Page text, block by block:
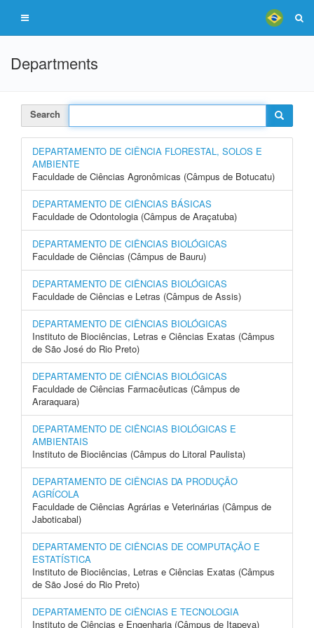
Departments
Search
DEPARTAMENTO DE CIÊNCIA FLORESTAL, SOLOS E
AMBIENTE
Faculdade de Ciências Agronômicas (Câmpus de Botucatu)
DEPARTAMENTO DE CIÊNCIAS BÁSICAS
Faculdade de Odontologia (Câmpus de Araçatuba)
DEPARTAMENTO DE CIÊNCIAS BIOLÓGICAS
Faculdade de Ciências (Câmpus de Bauru)
DEPARTAMENTO DE CIÊNCIAS BIOLÓGICAS
Faculdade de Ciências e Letras (Câmpus de Assis)
DEPARTAMENTO DE CIÊNCIAS BIOLÓGICAS
Instituto de Biociências, Letras e Ciências Exatas (Câmpus
de São José do Rio Preto)
DEPARTAMENTO DE CIÊNCIAS BIOLÓGICAS
Faculdade de Ciências Farmacêuticas (Câmpus de
Araraquara)
DEPARTAMENTO DE CIÊNCIAS BIOLÓGICAS E
AMBIENTAIS
Instituto de Biociências (Câmpus do Litoral Paulista)
DEPARTAMENTO DE CIÊNCIAS DA PRODUÇÃO
AGRÍCOLA
Faculdade de Ciências Agrárias e Veterinárias (Câmpus de
Jaboticabal)
DEPARTAMENTO DE CIÊNCIAS DE COMPUTAÇÃO E
ESTATÍSTICA
Instituto de Biociências, Letras e Ciências Exatas (Câmpus
de São José do Rio Preto)
DEPARTAMENTO DE CIÊNCIAS E TECNOLOGIA
Instituto de Ciências e Engenharia (Câmpus de Itapeva)